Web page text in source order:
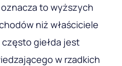
to wyższych
niż właściciele
giełda jest
w rzadkich